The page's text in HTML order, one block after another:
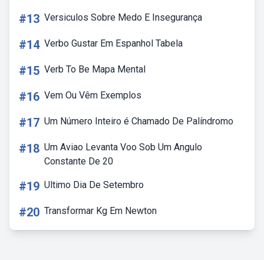
#13 Versiculos Sobre Medo E Insegurança
#14 Verbo Gustar Em Espanhol Tabela
#15 Verb To Be Mapa Mental
#16 Vem Ou Vêm Exemplos
#17 Um Número Inteiro é Chamado De Palíndromo
#18 Um Aviao Levanta Voo Sob Um Angulo
Constante De 20
#19 Ultimo Dia De Setembro
#20 Transformar Kg Em Newton